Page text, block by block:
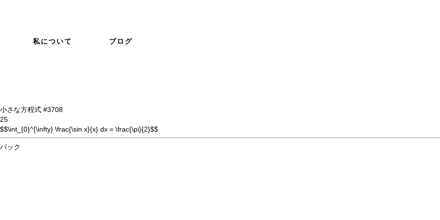
私について ブログ
小さな方程式 #3708
25
$$\int_{0}^{\infty} \frac{\sin x}{x} dx = \frac{\pi}{2}$$
バック